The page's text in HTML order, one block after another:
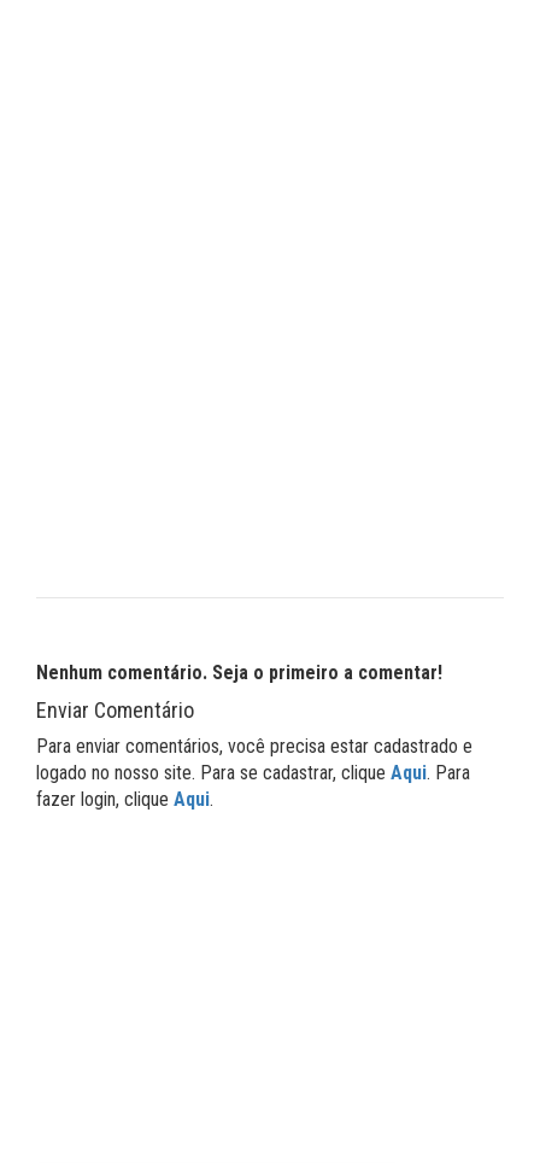
Nenhum comentário. Seja o primeiro a comentar!
Enviar Comentário
Para enviar comentários, você precisa estar cadastrado e
logado no nosso site. Para se cadastrar, clique Aqui. Para
fazer login, clique Aqui.